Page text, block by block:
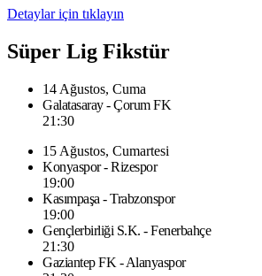
Detaylar için tıklayın
Süper Lig Fikstür
14 Ağustos, Cuma
Galatasaray - Çorum FK
21:30
15 Ağustos, Cumartesi
Konyaspor - Rizespor
19:00
Kasımpaşa - Trabzonspor
19:00
Gençlerbirliği S.K. - Fenerbahçe
21:30
Gaziantep FK - Alanyaspor